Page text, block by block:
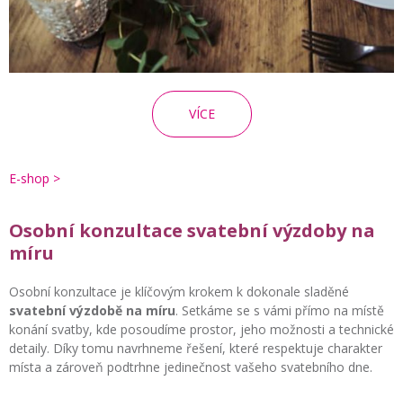
VÍCE
E-shop >
Osobní konzultace svatební výzdoby na
míru
Osobní konzultace je klíčovým krokem k dokonale sladěné
svatební výzdobě na míru. Setkáme se s vámi přímo na místě
konání svatby, kde posoudíme prostor, jeho možnosti a technické
detaily. Díky tomu navrhneme řešení, které respektuje charakter
místa a zároveň podtrhne jedinečnost vašeho svatebního dne.